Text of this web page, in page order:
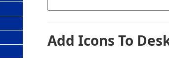
Add Icons To